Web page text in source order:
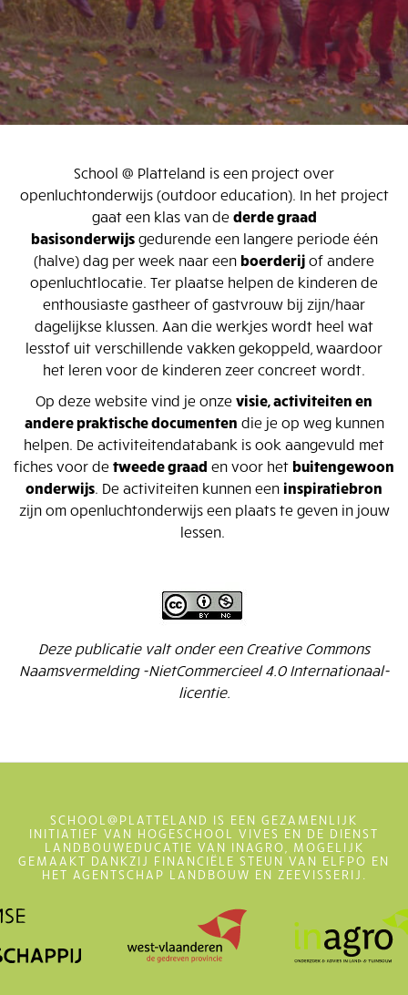
School @ Platteland is een project over
openluchtonderwijs (outdoor education). In het project
gaat een klas van de derde graad
basisonderwijsgedurende een langere periode één
(halve) dag per week naar een boerderij of andere
openluchtlocatie. Ter plaatse helpen de kinderen de
enthousiaste gastheer of gastvrouw bij zijn/haar
dagelijkse klussen. Aan die werkjes wordt heel wat
lesstof uit verschillende vakken gekoppeld, waardoor
het leren voor de kinderen zeer concreet wordt.
Op deze website vind je onze visie, activiteiten en
andere praktische documenten die je op weg kunnen
helpen. De activiteitendatabank is ook aangevuld met
fiches voor de tweede graad en voor het buitengewoon
onderwijs. De activiteiten kunnen een inspiratiebron
zijn om openluchtonderwijs een plaats te geven in jouw
lessen.
Deze publicatie valt onder een Creative Commons
Naamsvermelding -NietCommercieel 4.0 Internationaal-
licentie.
SCHOOL@PLATTELAND IS EEN GEZAMENLIJK
INITIATIEF VAN HOGESCHOOL VIVES EN DE DIENST
LANDBOUWEDUCATIE VAN INAGRO, MOGELIJK
GEMAAKT DANKZIJ FINANCIËLE STEUN VAN ELFPO EN
HET AGENTSCHAP LANDBOUW EN ZEEVISSERIJ.